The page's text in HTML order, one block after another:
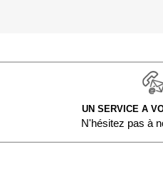
UN SERVICE A
N'hésitez pas à